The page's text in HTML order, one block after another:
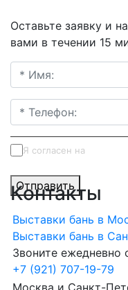
Оставьте заявку и
вами в течении 15
Я согласен на
Отправить
Контакты
Выставки бань в
Выставки бань в
Звоните ежедневно
+7 (921) 707-19-79
Москва и Санкт-